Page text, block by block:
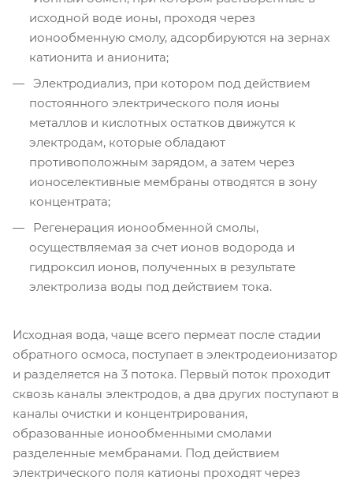
исходной воде ионы, проходя через
ионообменную смолу, адсорбируются на зернах
катионита и анионита;
Электродиализ, при котором под действием
постоянного электрического поля ионы
металлов и кислотных остатков движутся к
электродам, которые обладают
противоположным зарядом, а затем через
ионоселективные мембраны отводятся в зону
концентрата;
Регенерация ионообменной смолы,
осуществляемая за счет ионов водорода и
гидроксил ионов, полученных в результате
электролиза воды под действием тока.
Исходная вода, чаще всего пермеат после стадии
обратного осмоса, поступает в электродеионизатор
и разделяется на 3 потока. Первый поток проходит
сквозь каналы электродов, а два других поступают в
каналы очистки и концентрирования,
образованные ионообменными смолами
разделенные мембранами. Под действием
электрического поля катионы проходят через